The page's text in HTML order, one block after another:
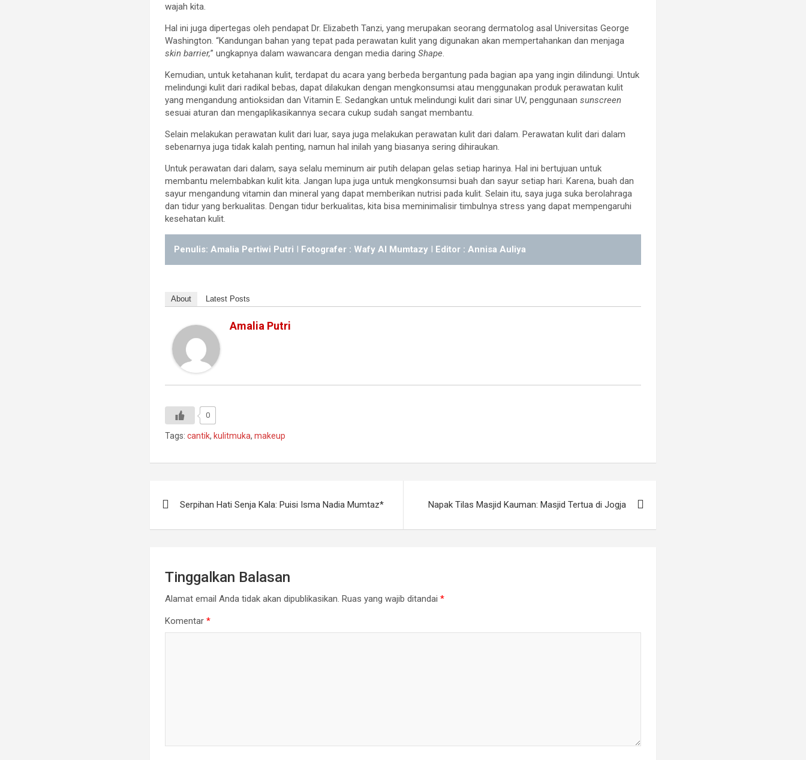
wajah kita.
Hal ini juga dipertegas oleh pendapat Dr. Elizabeth Tanzi, yang merupakan seorang dermatolog asal Universitas George
Washington. “Kandungan bahan yang tepat pada perawatan kulit yang digunakan akan mempertahankan dan menjaga
skin barrier,” ungkapnya dalam wawancara dengan media daringShape.
Kemudian, untuk ketahanan kulit, terdapat du acara yang berbeda bergantung pada bagian apa yang ingin dilindungi. Untuk
melindungi kulit dari radikal bebas, dapat dilakukan dengan mengkonsumsi atau menggunakan produk perawatan kulit
yang mengandung antioksidan dan Vitamin E. Sedangkan untuk melindungi kulit dari sinar UV, penggunaansunscreen
sesuai aturan dan mengaplikasikannya secara cukup sudah sangat membantu.
Selain melakukan perawatan kulit dari luar, saya juga melakukan perawatan kulit dari dalam. Perawatan kulit dari dalam
sebenarnya juga tidak kalah penting, namun hal inilah yang biasanya sering dihiraukan.
Untuk perawatan dari dalam, saya selalu meminum air putih delapan gelas setiap harinya. Hal ini bertujuan untuk
membantu melembabkan kulit kita. Jangan lupa juga untuk mengkonsumsi buah dan sayur setiap hari. Karena, buah dan
sayur mengandung vitamin dan mineral yang dapat memberikan nutrisi pada kulit. Selain itu, saya juga suka berolahraga
dan tidur yang berkualitas. Dengan tidur berkualitas, kita bisa meminimalisir timbulnya stress yang dapat mempengaruhi
kesehatan kulit.
Penulis: Amalia Pertiwi Putri I Fotografer : Wafy Al Mumtazy I Editor : Annisa Auliya
About Latest Posts
Amalia Putri
0
Tags: cantik, kulitmuka,makeup
Serpihan Hati Senja Kala: Puisi Isma Nadia Mumtaz* Napak Tilas Masjid Kauman: Masjid Tertua di Jogja
Tinggalkan Balasan
Alamat email Anda tidak akan dipublikasikan. Ruas yang wajib ditandai*
Komentar*